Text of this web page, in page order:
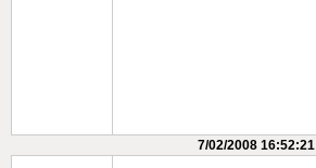
7/02/2008 16:52:21